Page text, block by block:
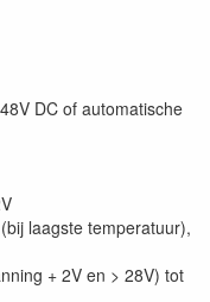
DC of automatische
laagste temperatuur),
+ 2V en > 28V) tot